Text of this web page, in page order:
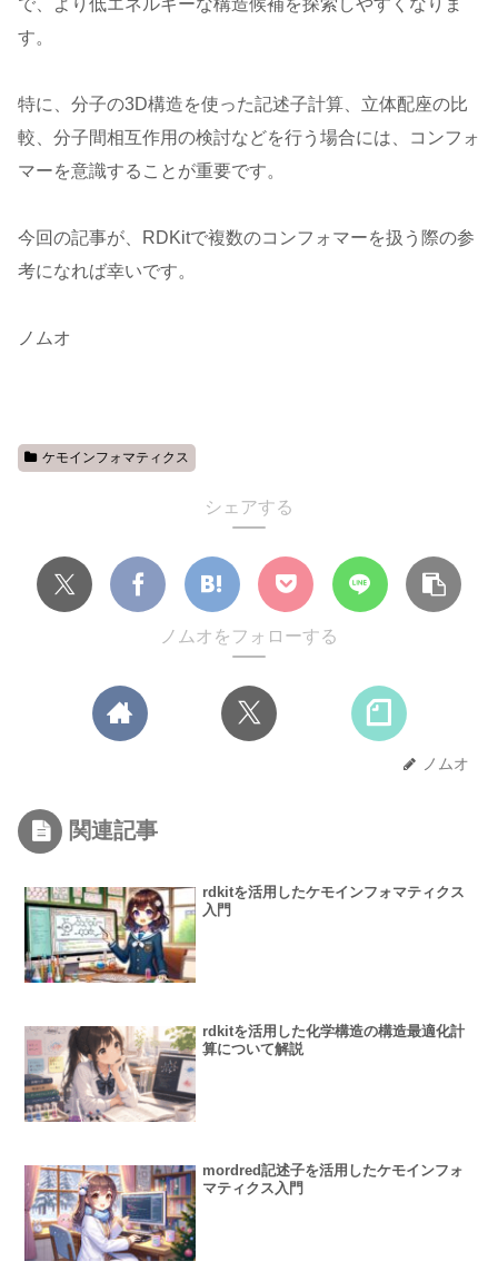
す。
特に、分子の3D構造を使った記述子計算、立体配座の比
較、分子間相互作用の検討などを行う場合には、コンフォ
マーを意識することが重要です。
今回の記事が、RDKitで複数のコンフォマーを扱う際の参
考になれば幸いです。
ノムオ
ケモインフォマティクス
シェアする
ノムオをフォローする
ノムオ
関連記事
rdkitを活用したケモインフォマティクス
入門
rdkitを活用した化学構造の構造最適化計
算について解説
mordred記述子を活用したケモインフォ
マティクス入門